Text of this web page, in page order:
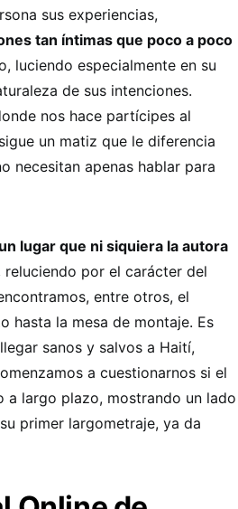
sus experiencias,
tan íntimas que poco a poco
luciendo especialmente en su
de sus intenciones.
nos hace partícipes al
un matiz que le diferencia
necesitan apenas hablar para
lugar que ni siquiera la autora
reluciendo por el carácter del
entre otros, el
hasta la mesa de montaje. Es
sanos y salvos a Haití,
a cuestionarnos si el
largo plazo, mostrando un lado
primer largometraje, ya da